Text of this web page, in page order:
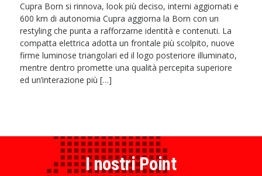
Cupra Born si rinnova, look più deciso, interni aggiornati e
600 km di autonomia Cupra aggiorna la Born con un
restyling che punta a rafforzarne identità e contenuti. La
compatta elettrica adotta un frontale più scolpito, nuove
firme luminose triangolari ed il logo posteriore illuminato,
mentre dentro promette una qualità percepita superiore
ed un’interazione più […]
I nostri Point